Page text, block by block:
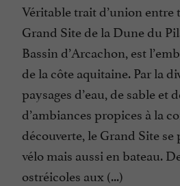
Véritable trait d’union entre
Grand Site de la Dune du
Bassin d’Arcachon, est
de la côte aquitaine. Par la
paysages d’eau, de sable et
d’ambiances propices à la
découverte, le Grand Site
vélo mais aussi en bateau.
ostréicoles aux (...)